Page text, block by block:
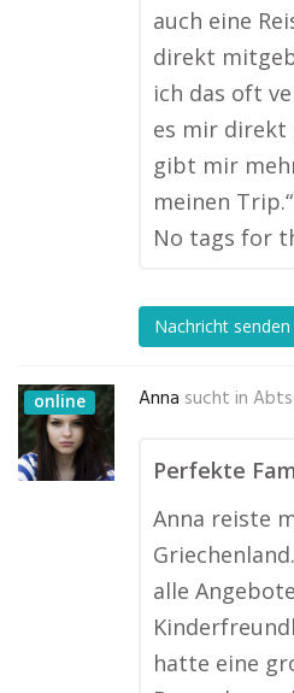
auch eine
direkt
ich das oft
es mir direkt
gibt mir
meinen Trip.“
No tags for
Nachricht senden
online Anna sucht in
Perfekte
Anna reiste
alle
hatte eine